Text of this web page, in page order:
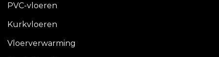
PVC-vloeren
Kurkvloeren
Vloerverwarming